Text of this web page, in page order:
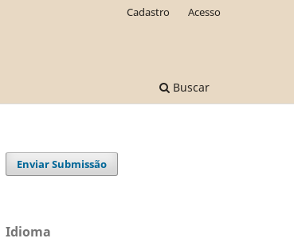
Buscar
Cadastro Acesso
Enviar Submissão
Idioma